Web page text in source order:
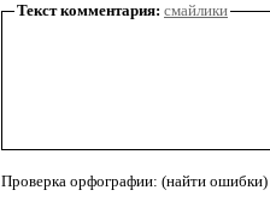
Текст комментария: смайлики
Проверка орфографии: (найти ошибки)